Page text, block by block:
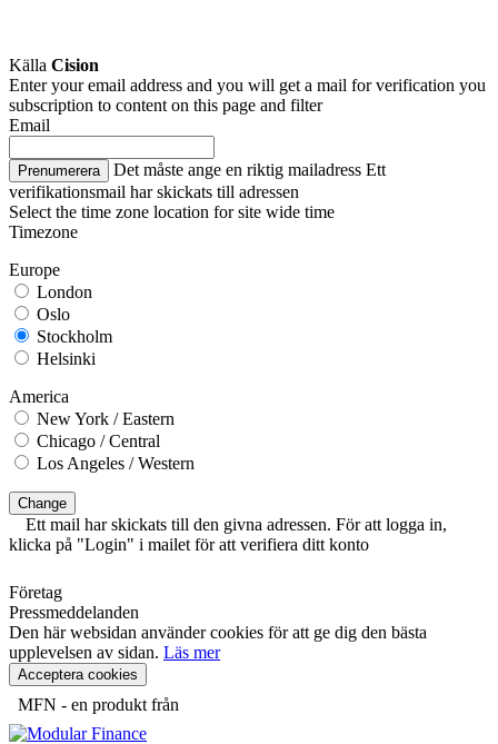
Källa Cision
Enter your email address and you will get a mail for verification you
subscription to content on this page and filter
Email
Prenumerera Det måste ange en riktig mailadress Ett
verifikationsmail har skickats till adressen
Select the time zone location for site wide time
Timezone
Europe
London
Oslo
Stockholm
Helsinki
America
New York / Eastern
Chicago / Central
Los Angeles / Western
Change
Ett mail har skickats till den givna adressen. För att logga in,
klicka på "Login" i mailet för att verifiera ditt konto
Företag
Pressmeddelanden
Den här websidan använder cookies för att ge dig den bästa
upplevelsen av sidan. Läs mer
Acceptera cookies
MFN - en produkt från